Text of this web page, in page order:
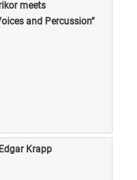
meets
and Percussion”
Krapp